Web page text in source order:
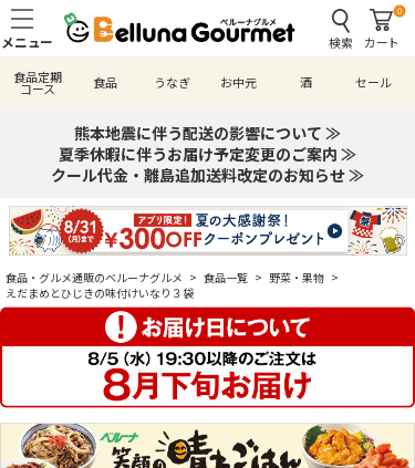
検索
0
カート
食品定期
コース 食品 うなぎ お中元 酒 セール
熊本地震に伴う配送の影響について ≫
夏季休暇に伴うお届け予定変更のご案内 ≫
クール代金・離島追加送料改定のお知らせ ≫
食品・グルメ通販のベルーナグルメ > 食品一覧 > 野菜・果物 >
えだまめとひじきの味付けいなり３袋